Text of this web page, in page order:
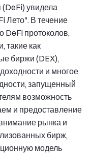
увидела
Лето". В течение
DeFi протоколов,
такие как
биржи (DEX),
и многое
запущенный
возможность
и предоставление
рынка и
бирж,
модель